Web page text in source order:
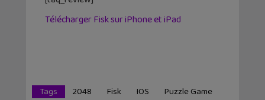
Télécharger Fisk sur iPhone et iPad
Tags 2048 Fisk IOS Puzzle Game